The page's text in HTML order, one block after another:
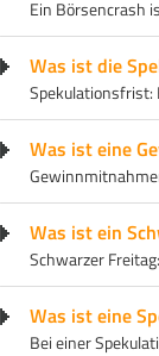
Ein Börsencrash
Was ist die
Spekulationsfrist:
Was ist eine
Was ist ein
Schwarzer
Was ist eine
Bei einer